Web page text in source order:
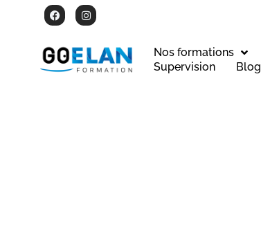
Nos formations
Supervision
Blog